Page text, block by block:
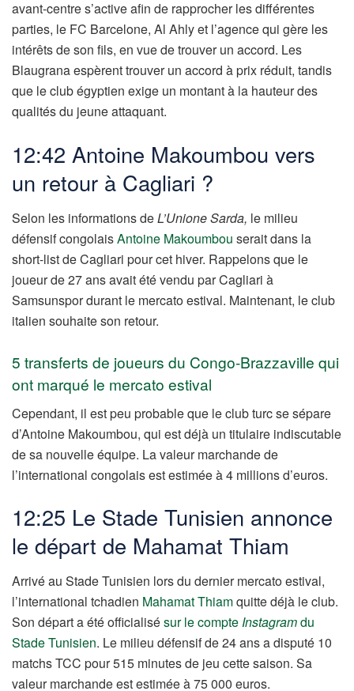
avant-centre s’active afin de rapprocher les différentes
parties, le FC Barcelone, Al Ahly et l’agence qui gère les
intérêts de son fils, en vue de trouver un accord. Les
Blaugrana espèrent trouver un accord à prix réduit, tandis
que le club égyptien exige un montant à la hauteur des
qualités du jeune attaquant.
12:42 Antoine Makoumbou vers
un retour à Cagliari ?
Selon les informations deL’Unione Sarda, le milieu
défensif congolaisAntoine Makoumbou serait dans la
short-list de Cagliari pour cet hiver. Rappelons que le
joueur de 27 ans avait été vendu par Cagliari à
Samsunspor durant le mercato estival. Maintenant, le club
italien souhaite son retour.
5 transferts de joueurs du Congo-Brazzaville qui
ont marqué le mercato estival
Cependant, il est peu probable que le club turc se sépare
d’Antoine Makoumbou, qui est déjà un titulaire indiscutable
de sa nouvelle équipe. La valeur marchande de
l’international congolais est estimée à 4 millions d’euros.
12:25 Le Stade Tunisien annonce
le départ de Mahamat Thiam
Arrivé au Stade Tunisien lors du dernier mercato estival,
l’international tchadien Mahamat Thiamquitte déjà le club.
Son départ a été officialisésur le compteInstagramdu
Stade Tunisien. Le milieu défensif de 24 ans a disputé 10
matchs TCC pour 515 minutes de jeu cette saison. Sa
valeur marchande est estimée à 75 000 euros.